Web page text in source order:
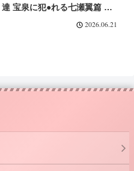
達 宝泉に犯●れる七瀬翼篇 軽
2026.06.21